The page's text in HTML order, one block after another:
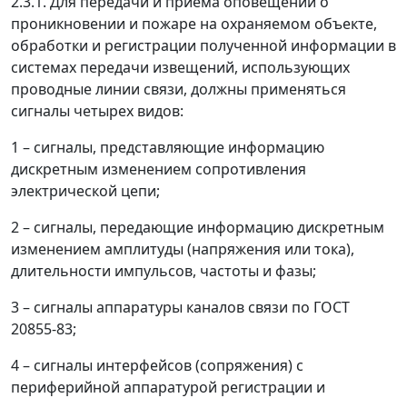
проникновении и пожаре на охраняемом объекте,
обработки и регистрации полученной информации в
системах передачи извещений, использующих
проводные линии связи, должны применяться
сигналы четырех видов:
1 – сигналы, представляющие информацию
дискретным изменением сопротивления
электрической цепи;
2– сигналы, передающие информацию дискретным
изменением амплитуды (напряжения или тока),
длительности импульсов, частоты и фазы;
3– сигналы аппаратуры каналов связи по ГОСТ
20855-83;
4– сигналы интерфейсов (сопряжения) с
периферийной аппаратурой регистрации и